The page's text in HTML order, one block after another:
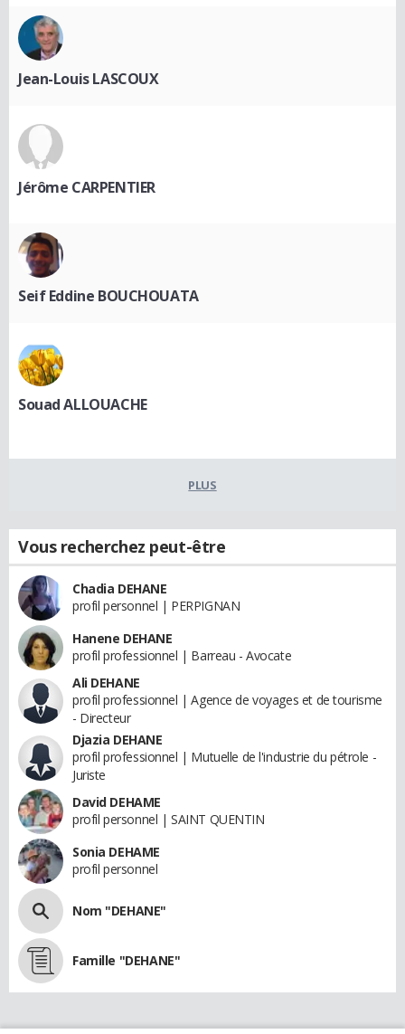
Jean-Louis LASCOUX
Jérôme CARPENTIER
Seif Eddine BOUCHOUATA
Souad ALLOUACHE
PLUS
Vous recherchez peut-être
Chadia DEHANE
profil personnel | PERPIGNAN
Hanene DEHANE
profil professionnel | Barreau - Avocate
Ali DEHANE
profil professionnel | Agence de voyages et de tourisme
- Directeur
Djazia DEHANE
profil professionnel | Mutuelle de l'industrie du pétrole -
Juriste
David DEHAME
profil personnel | SAINT QUENTIN
Sonia DEHAME
profil personnel
Nom "DEHANE"
Famille "DEHANE"